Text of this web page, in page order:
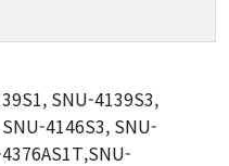
SNU-4139S3,
4146S3, SNU-